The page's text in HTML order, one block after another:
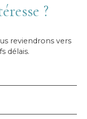
?
reviendrons vers
délais.